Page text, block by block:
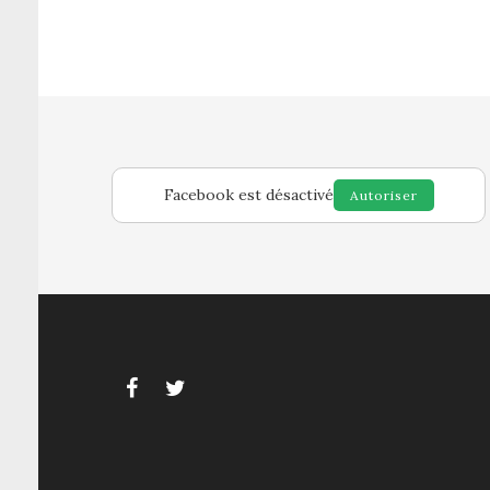
Facebook est désactivé Autoriser